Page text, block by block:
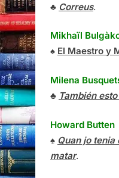
♣ Correus.
Mikhaïl
♠ El Maestro y
Milena
♣ También
Howard Butten
♠ Quan jo
matar.